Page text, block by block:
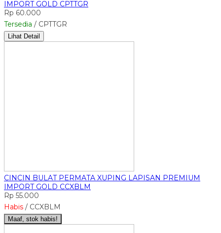
IMPORT GOLD CPTTGR
Rp 60.000
Tersedia / CPTTGR
Lihat Detail
CINCIN BULAT PERMATA XUPING LAPISAN PREMIUM
IMPORT GOLD CCXBLM
Rp 55.000
Habis / CCXBLM
Maaf, stok habis!